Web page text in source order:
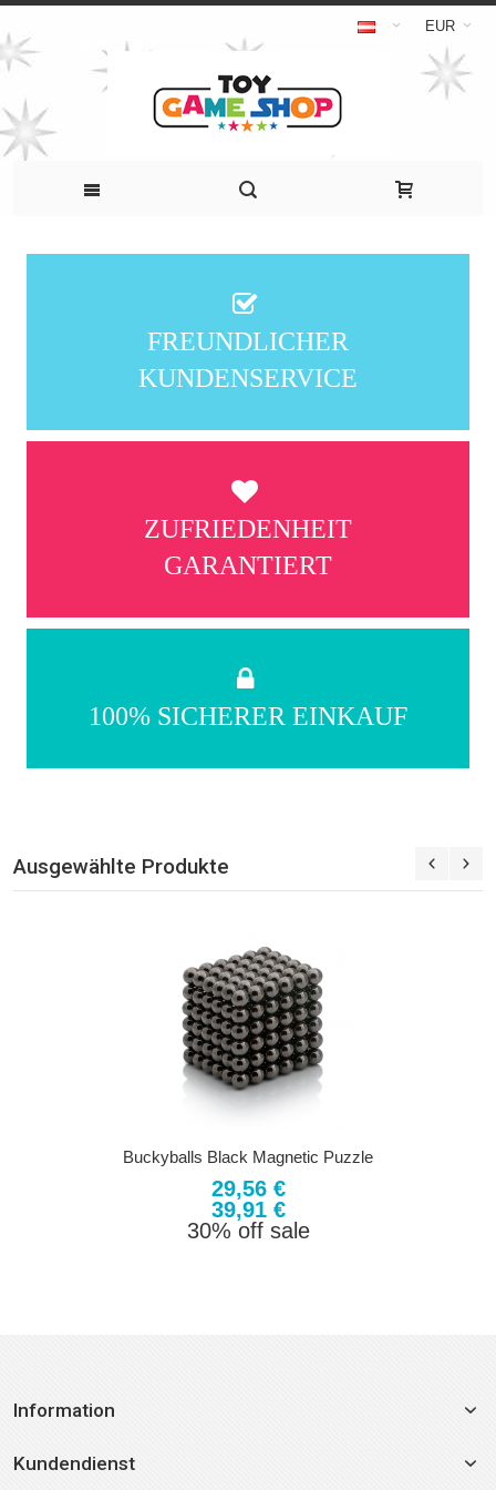
EUR
FREUNDLICHER
KUNDENSERVICE
ZUFRIEDENHEIT
GARANTIERT
100% SICHERER EINKAUF
Ausgewählte Produkte
Buckyballs Black Magnetic Puzzle
29,56 €
39,91 €
30% off sale
Information
Kundendienst